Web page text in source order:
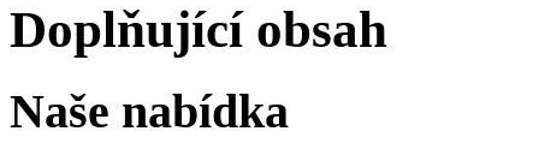
Doplňující obsah
Naše nabídka